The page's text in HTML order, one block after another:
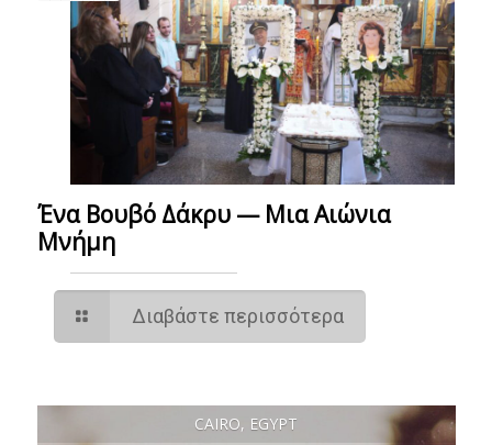
Ένα Βουβό Δάκρυ — Μια Αιώνια
Μνήμη
Διαβάστε περισσότερα
CAIRO, EGYPT